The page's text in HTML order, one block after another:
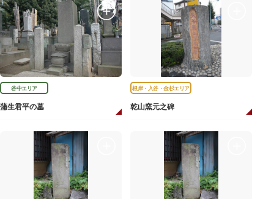
谷中エリア
蒲生君平の墓
根岸・入谷・金杉エリア
乾山窯元之碑